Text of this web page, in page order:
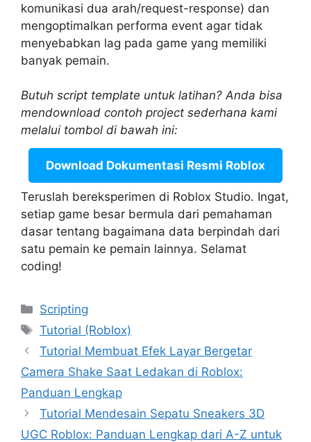
komunikasi dua arah/request-response) dan
mengoptimalkan performa event agar tidak
menyebabkan lag pada game yang memiliki
banyak pemain.
Butuh script template untuk latihan? Anda bisa
mendownload contoh project sederhana kami
melalui tombol di bawah ini:
Download Dokumentasi Resmi Roblox
Teruslah bereksperimen di Roblox Studio. Ingat,
setiap game besar bermula dari pemahaman
dasar tentang bagaimana data berpindah dari
satu pemain ke pemain lainnya. Selamat
coding!
Categories
Scripting
Tags
Tutorial (Roblox)
Tutorial Membuat Efek Layar Bergetar
Camera Shake Saat Ledakan di Roblox:
Panduan Lengkap
Tutorial Mendesain Sepatu Sneakers 3D
UGC Roblox: Panduan Lengkap dari A-Z untuk